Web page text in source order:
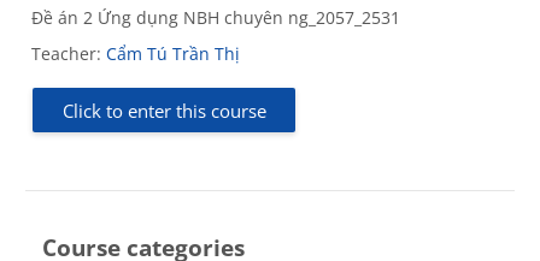
Đề án 2 Ứng dụng NBH chuyên ng_2057_2531
Teacher: Cẩm Tú Trần Thị
Click to enter this course
Course categories